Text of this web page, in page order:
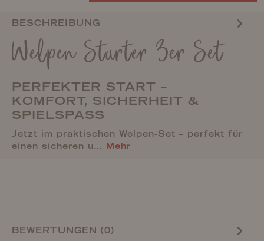
BESCHREIBUNG
Welpen Starter 3er Set
PERFEKTER START –
KOMFORT, SICHERHEIT &
SPIELSPASS
Jetzt im praktischen Welpen-Set – perfekt für
einen sicheren u… Mehr
BEWERTUNGEN (0)